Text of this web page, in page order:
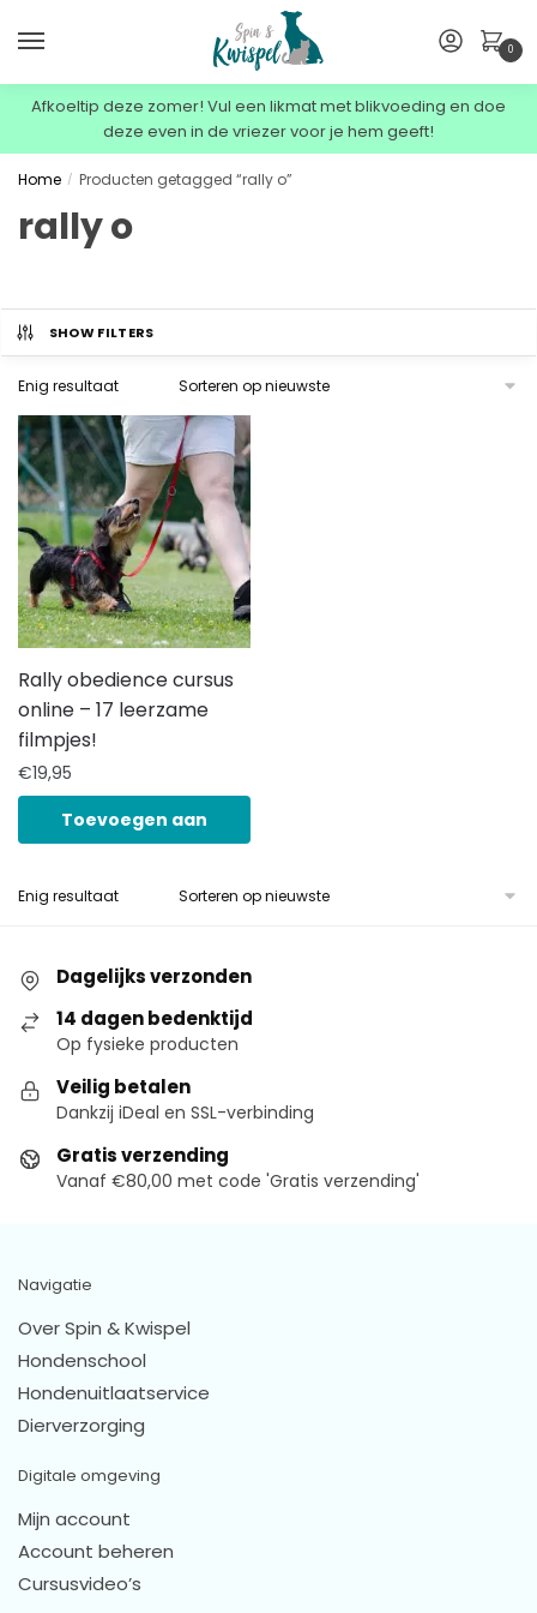
0
Afkoeltip deze zomer! Vul een likmat met blikvoeding en doe
deze even in de vriezer voor je hem geeft!
Home / Producten getagged “rally o”
rally o
SHOW FILTERS
Enig resultaat
Rally obedience cursus
online – 17 leerzame
filmpjes!
€19,95
Toevoegen aan
Enig resultaat
Dagelijks verzonden
14 dagen bedenktijd
Op fysieke producten
Veilig betalen
Dankzij iDeal en SSL-verbinding
Gratis verzending
Vanaf €80,00 met code 'Gratis verzending'
Navigatie
Over Spin & Kwispel
Hondenschool
Hondenuitlaatservice
Dierverzorging
Digitale omgeving
Mijn account
Account beheren
Cursusvideo’s